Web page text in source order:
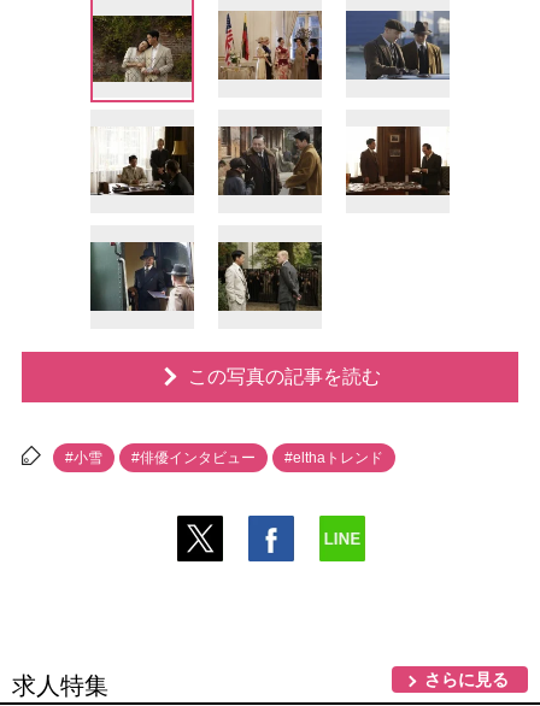
この写真の記事を読む
#小雪 #俳優インタビュー #elthaトレンド
求人特集 さらに見る